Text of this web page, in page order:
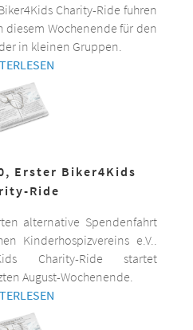
Charity-Ride fuhren
diesem Wochenende für den
in kleinen Gruppen.
Erster Biker4Kids
Ride
alternative Spendenfahrt
Kinderhospizvereins e.V..
Charity-Ride startet
August-Wochenende.